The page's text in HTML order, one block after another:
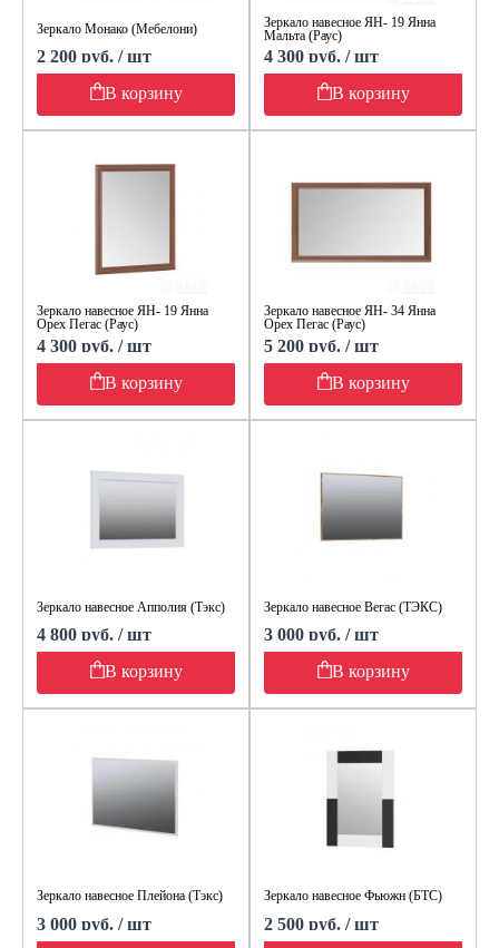
Зеркало Монако (Мебелони)
2 200 руб. / шт
В корзину
Зеркало навесное ЯН- 19 Янна
Мальта (Раус)
4 300 руб. / шт
В корзину
Зеркало навесное ЯН- 19 Янна
Орех Пегас (Раус)
4 300 руб. / шт
В корзину
Зеркало навесное ЯН- 34 Янна
Орех Пегас (Раус)
5 200 руб. / шт
В корзину
Зеркало навесное Апполия (Тэкс)
4 800 руб. / шт
В корзину
Зеркало навесное Вегас (ТЭКС)
3 000 руб. / шт
В корзину
Зеркало навесное Плейона (Тэкс)
3 000 руб. / шт
Зеркало навесное Фьюжн (БТС)
2 500 руб. / шт